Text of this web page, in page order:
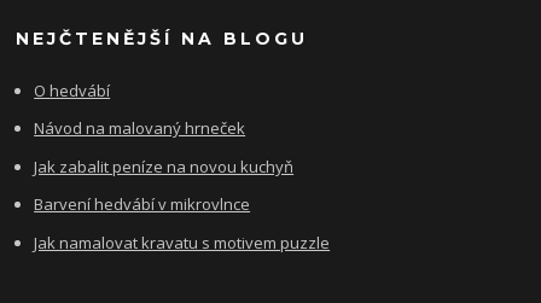
NEJČTENĚJŠÍ NA BLOGU
O hedvábí
Návod na malovaný hrneček
Jak zabalit peníze na novou kuchyň
Barvení hedvábí v mikrovlnce
Jak namalovat kravatu s motivem puzzle